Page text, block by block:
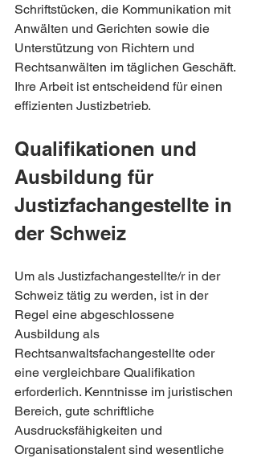
Schriftstücken, die Kommunikation mit
Anwälten und Gerichten sowie die
Unterstützung von Richtern und
Rechtsanwälten im täglichen Geschäft.
Ihre Arbeit ist entscheidend für einen
effizienten Justizbetrieb.
Qualifikationen und
Ausbildung für
Justizfachangestellte in
der Schweiz
Um als Justizfachangestellte/r in der
Schweiz tätig zu werden, ist in der
Regel eine abgeschlossene
Ausbildung als
Rechtsanwaltsfachangestellte oder
eine vergleichbare Qualifikation
erforderlich. Kenntnisse im juristischen
Bereich, gute schriftliche
Ausdrucksfähigkeiten und
Organisationstalent sind wesentliche